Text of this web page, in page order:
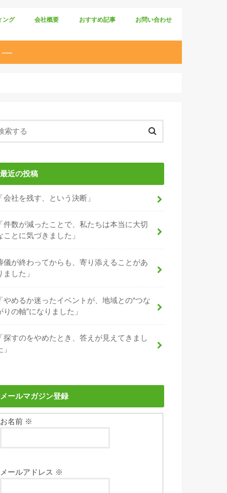
ング 会社概要 おすすめ記事 お問い合わせ
―
最近の投稿
会社を残す、という決断」
件数が減ったことで、私たちは本当に大切
ことに気づきました」
儀が終わってからも、寄り添えることがあ
ました」
やめるか迷ったイベントが、地域との“つな
りの軸”になりました」
探すのをやめたとき、答えが見えてきまし
」
メールマガジン登録
お名前 ※
メールアドレス ※